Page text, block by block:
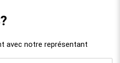
avec notre représentant